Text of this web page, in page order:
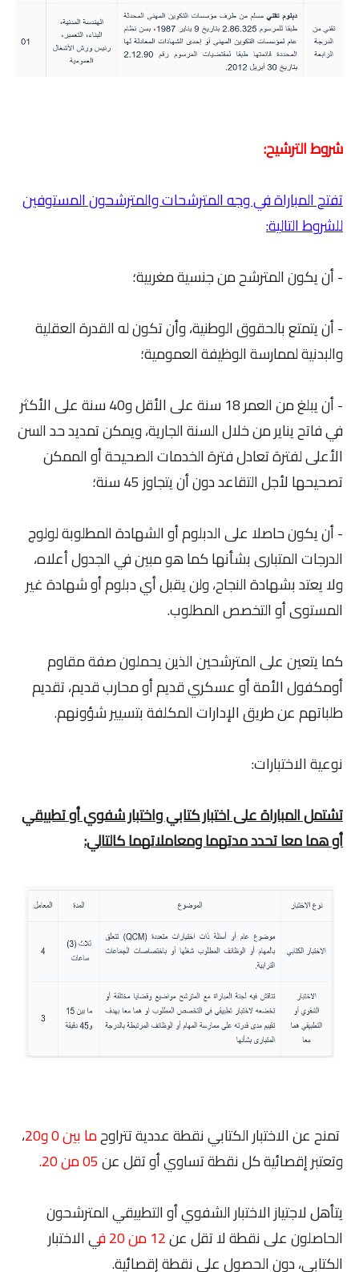
شروط الترشيح:
تفتح المباراة في وجه المترشحات والمترشحون المستوفين
للشروط التالية:
- أن يكون المترشح من جنسية مغربية؛
- أن يتمتع بالحقوق الوطنية، وأن تكون له القدرة العقلية
والبدنية لممارسة الوظيفة العمومية؛
- أن يبلغ من العمر 18 سنة على الأقل و40 سنة على الأكثر
في فاتح يناير من خلال السنة الجارية، ويمكن تمديد حد السن
الأعلى لفترة تعادل فترة الخدمات الصحيحة أو الممكن
تصحيحها لأجل التقاعد دون أن يتجاوز 45 سنة؛
- أن يكون حاصلا على الدبلوم أو الشهادة المطلوبة لولوج
الدرجات المتبارى بشأنها كما هو مبين في الجدول أعلاه،
ولا يعتد بشهادة النجاح، ولن يقبل أي دبلوم أو شهادة غير
المستوى أو التخصص المطلوب.
كما يتعين على المترشحين الذين يحملون صفة مقاوم
أومكفول الأمة أو عسكري قديم أو محارب قديم، تقديم
طلباتهم عن طريق الإدارات المكلفة بتسيير شؤونهم.
نوعية الاختبارات:
تشتمل المباراة على اختبار كتابي واختبار شفوي أو تطبيقي
أو هما معا تحدد مدتهما ومعاملاتهما كالتالي:
تمنح عن الاختبار الكتابي نقطة عددية تتراوحما بين 0 و20
،
وتعتبر إقصائية كل نقطة تساوي أو تقل عن05 من 20.
يتأهل لاجتياز الاختبار الشفوي أو التطبيقي المترشحون
الحاصلون على نقطة لا تقل عن12 من 20 ف
ي الاختبار
الكتابي، دون الحصول على نقطة إقصائية.